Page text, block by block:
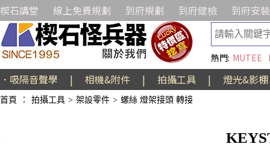
楔石講堂 線上免費規劃 到府規劃 到府健檢 到府安裝
熱門: MUTEE
．吸隔音聲學 | 相機&附件 | 拍攝工具 | 燈光&影棚
首頁 ： 拍攝工具 > 架設零件 > 螺絲 燈架接頭 轉接